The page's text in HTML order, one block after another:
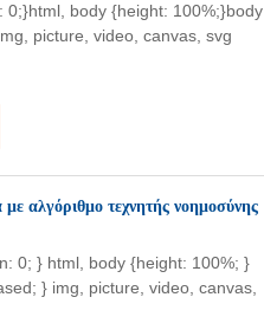
body {height: 100%;}body
picture, video, canvas, svg
αλγόριθμο τεχνητής νοημοσύνης
0; } html, body {height: 100%; }
} img, picture, video, canvas,